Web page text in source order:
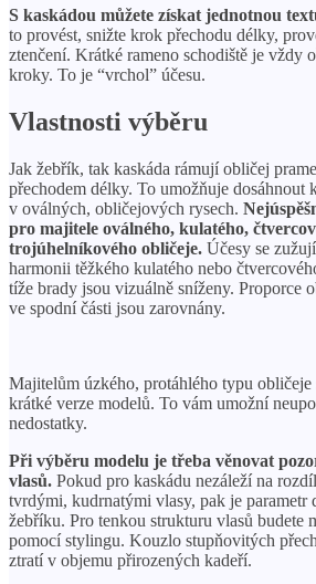
S kaskádou můžete získat jednotnou
to provést, snižte krok přechodu délky,
ztenčení. Krátké rameno schodiště je vždy
kroky. To je “vrchol” účesu.
Vlastnosti výběru
Jak žebřík, tak kaskáda rámují obličej
přechodem délky. To umožňuje dosáhnout
v oválných, obličejových rysech.
pro majitele oválného, ​​kulatého,
trojúhelníkového obličeje. Účesy se
harmonii těžkého kulatého nebo
tíže brady jsou vizuálně sníženy. Proporce
ve spodní části jsou zarovnány.
Majitelům úzkého, protáhlého typu
krátké verze modelů. To vám umožní
nedostatky.
Při výběru modelu je třeba věnovat
vlasů. Pokud pro kaskádu nezáleží na
tvrdými, kudrnatými vlasy, pak je parametr
žebříku. Pro tenkou strukturu vlasů budete
pomocí stylingu. Kouzlo stupňovitých
ztratí v objemu přirozených kadeří.